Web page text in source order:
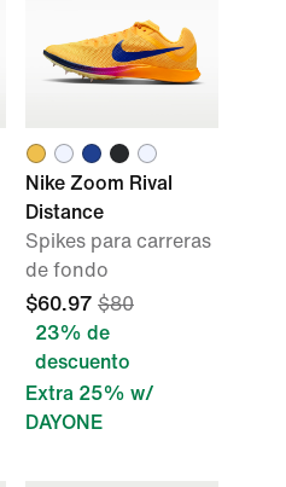
Nike Zoom Rival
Distance
Spikes para carreras
de fondo
$60.97 $80
23% de
descuento
Extra 25% w/
DAYONE